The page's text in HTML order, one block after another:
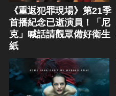
《重返犯罪現場》第21季
首播紀念已逝演員！「尼
克」喊話請觀眾備好衛生
紙